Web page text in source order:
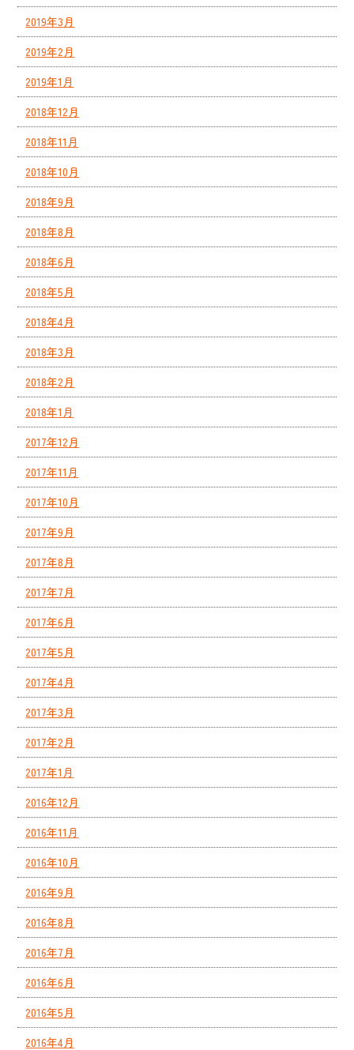
2019年3月
2019年2月
2019年1月
2018年12月
2018年11月
2018年10月
2018年9月
2018年8月
2018年6月
2018年5月
2018年4月
2018年3月
2018年2月
2018年1月
2017年12月
2017年11月
2017年10月
2017年9月
2017年8月
2017年7月
2017年6月
2017年5月
2017年4月
2017年3月
2017年2月
2017年1月
2016年12月
2016年11月
2016年10月
2016年9月
2016年8月
2016年7月
2016年6月
2016年5月
2016年4月